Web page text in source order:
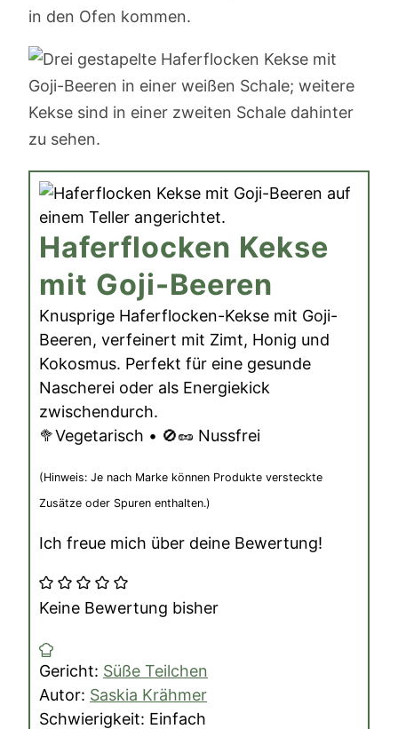
in den Ofen kommen.
Haferflocken Kekse
mit Goji-Beeren
Knusprige Haferflocken-Kekse mit Goji-
Beeren, verfeinert mit Zimt, Honig und
Kokosmus. Perfekt für eine gesunde
Nascherei oder als Energiekick
zwischendurch.
🥦Vegetarisch • 🚫🥜 Nussfrei
(Hinweis: Je nach Marke können Produkte versteckte
Zusätze oder Spuren enthalten.)
Ich freue mich über deine Bewertung!
Keine Bewertung bisher
Gericht: Süße Teilchen
Autor: Saskia Krähmer
Schwierigkeit: Einfach